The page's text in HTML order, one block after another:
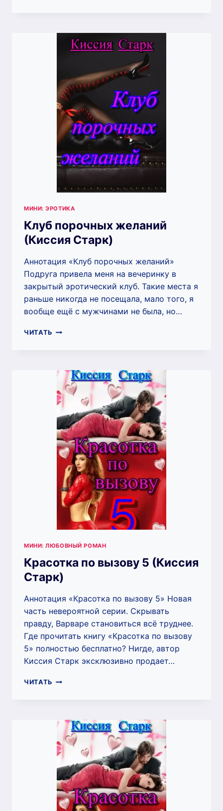
(КИССИЯ
СТАРК)
МИНИ: ЭРОТИКА
Клуб порочных желаний
(Киссия Старк)
Аннотация «Клуб порочных желаний»
Подруга привела меня на вечеринку в
закрытый эротический клуб. Такие места я
раньше никогда не посещала, мало того, я
вообще ещё с мужчинами не была, но…
ЧИТАТЬ КЛУБ
СТАРК)
МИНИ: ЛЮБОВНЫЙ РОМАН
Красотка по вызову 5 (Киссия
Старк)
Аннотация «Красотка по вызову 5» Новая
часть невероятной серии. Скрывать
правду, Варваре становиться всё труднее.
Где прочитать книгу «Красотка по вызову
5» полностью бесплатно? Нигде, автор
Киссия Старк эксклюзивно продает…
ЧИТАТЬ КРАСОТКА
(КИССИЯ
СТАРК)